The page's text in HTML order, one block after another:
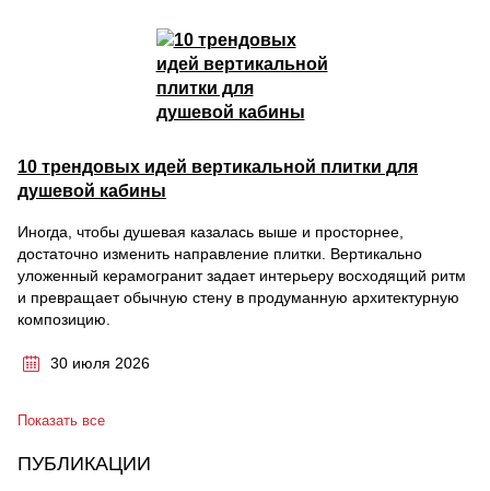
10 трендовых идей вертикальной плитки для
душевой кабины
Иногда, чтобы душевая казалась выше и просторнее,
достаточно изменить направление плитки. Вертикально
уложенный керамогранит задает интерьеру восходящий ритм
и превращает обычную стену в продуманную архитектурную
композицию.
30 июля 2026
Показать все
ПУБЛИКАЦИИ